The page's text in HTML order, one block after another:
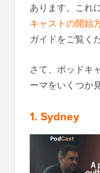
あります。これ
キャストの開始
ガイドをご覧く
さて、ポッドキ
ーマをいくつか
1. Sydney